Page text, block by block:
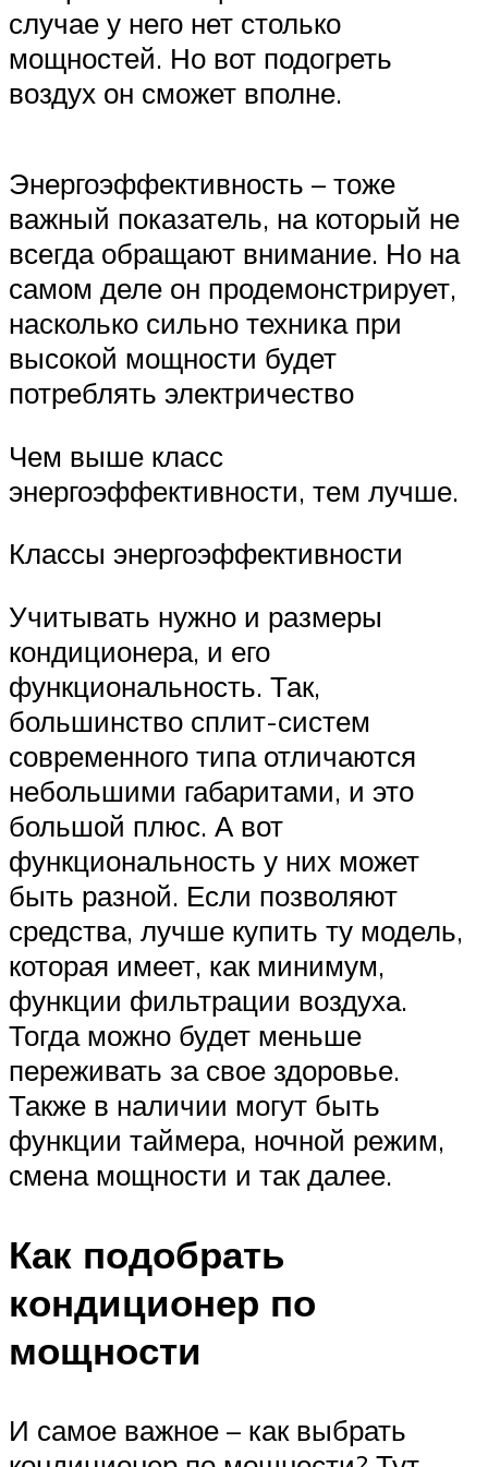
случае у него нет столько
мощностей. Но вот подогреть
воздух он сможет вполне.
Энергоэффективность – тоже
важный показатель, на который не
всегда обращают внимание. Но на
самом деле он продемонстрирует,
насколько сильно техника при
высокой мощности будет
потреблять электричество
Чем выше класс
энергоэффективности, тем лучше.
Классы энергоэффективности
Учитывать нужно и размеры
кондиционера, и его
функциональность. Так,
большинство сплит-систем
современного типа отличаются
небольшими габаритами, и это
большой плюс. А вот
функциональность у них может
быть разной. Если позволяют
средства, лучше купить ту модель,
которая имеет, как минимум,
функции фильтрации воздуха.
Тогда можно будет меньше
переживать за свое здоровье.
Также в наличии могут быть
функции таймера, ночной режим,
смена мощности и так далее.
Как подобрать
кондиционер по
мощности
И самое важное – как выбрать